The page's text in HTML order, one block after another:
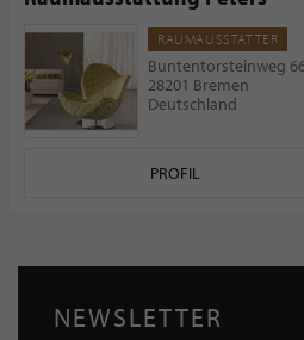
RAUMAUSSTATTER
Buntentorsteinweg
28201 Bremen
Deutschland
PROFIL
NEWSLETTER